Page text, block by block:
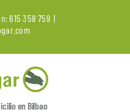
615 358 759 |
en Bilbao